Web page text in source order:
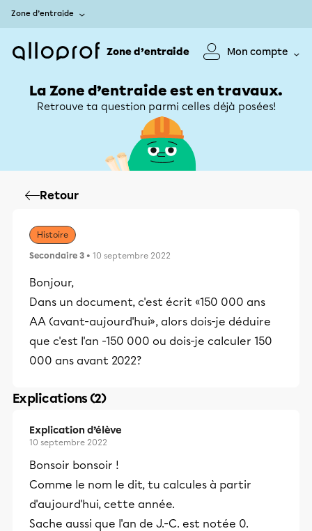
Zone d’entraide
Zone d’entraide Mon compte
La Zone d’entraide est en travaux.
Retrouve ta question parmi celles déjà posées!
Retour
Histoire
Secondaire 3 • 10 septembre 2022
Bonjour,
Dans un document, c'est écrit «150 000 ans
AA (avant-aujourd'hui», alors dois-je déduire
que c'est l'an -150 000 ou dois-je calculer 150
000 ans avant 2022?
Explications (2)
Explication d’élève
10 septembre 2022
Bonsoir bonsoir !
Comme le nom le dit, tu calcules à partir
d'aujourd'hui, cette année.
Sache aussi que l'an de J.-C. est notée 0.